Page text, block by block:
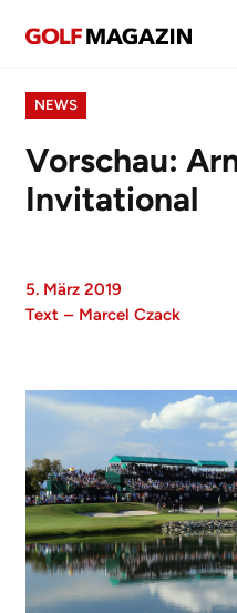
NEWS
Vorschau:
Invitational
5. März 2019
Text – Marcel Czack